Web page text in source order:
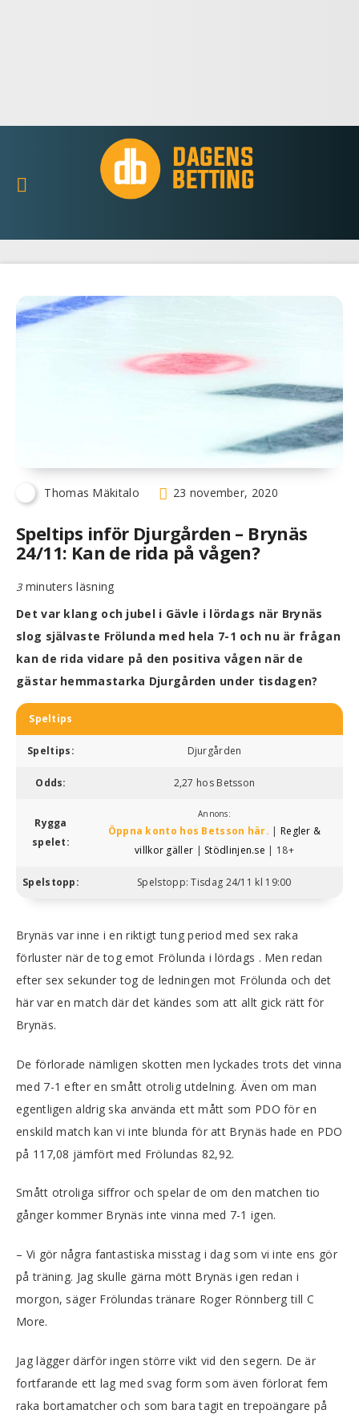
Thomas Mäkitalo 23 november, 2020
Speltips inför Djurgården – Brynäs
24/11: Kan de rida på vågen?
3minuters läsning
Det var klang och jubel i Gävle i lördags när Brynäs
slog självaste Frölunda med hela 7-1 och nu är frågan
kan de rida vidare på den positiva vågen när de
gästar hemmastarka Djurgården under tisdagen?
Speltips
Speltips: Djurgården
Odds: 2,27 hos Betsson
Rygga
spelet:
Annons:
Öppna konto hos Betsson här. | Regler &
villkor gäller | Stödlinjen.se | 18+
Spelstopp: Spelstopp: Tisdag 24/11 kl 19:00
Brynäs var inne i en riktigt tung period med sex raka
förluster när de tog emot Frölunda i lördags . Men redan
efter sex sekunder tog de ledningen mot Frölunda och det
här var en match där det kändes som att allt gick rätt för
Brynäs.
De förlorade nämligen skotten men lyckades trots det vinna
med 7-1 efter en smått otrolig utdelning. Även om man
egentligen aldrig ska använda ett mått som PDO för en
enskild match kan vi inte blunda för att Brynäs hade en PDO
på 117,08 jämfört med Frölundas 82,92.
Smått otroliga siffror och spelar de om den matchen tio
gånger kommer Brynäs inte vinna med 7-1 igen.
– Vi gör några fantastiska misstag i dag som vi inte ens gör
på träning. Jag skulle gärna mött Brynäs igen redan i
morgon, säger Frölundas tränare Roger Rönnberg till C
More.
Jag lägger därför ingen större vikt vid den segern. De är
fortfarande ett lag med svag form som även förlorat fem
raka bortamatcher och som bara tagit en trepoängare på